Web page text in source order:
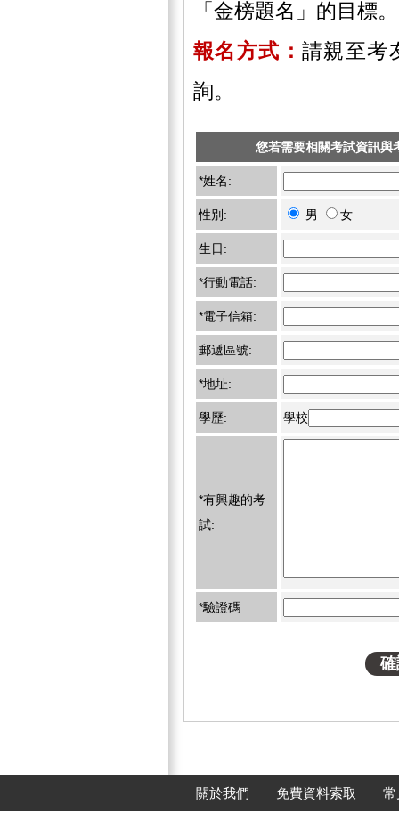
「金榜題名」的目標。
報名方式：請親至考
詢。
您若需要相關考試資訊與
*姓名:
性別: 男 女
生日:
*行動電話:
*電子信箱:
郵遞區號:
*地址:
學歷: 學校
*有興趣的考
試:
*驗證碼
關於我們 免費資料索取 常